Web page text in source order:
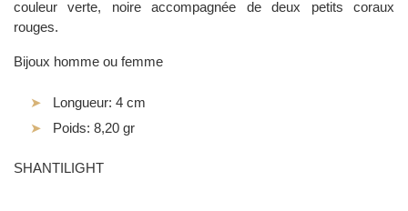
couleur verte, noire accompagnée de deux petits coraux
rouges.
Bijoux homme ou femme
Longueur: 4 cm
Poids: 8,20 gr
SHANTILIGHT